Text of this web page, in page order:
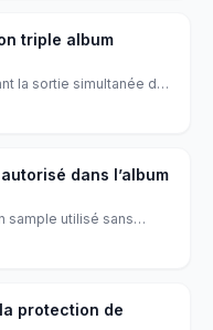
triple album
la sortie simultanée de
intrigue et révèle une
dans l’album
sample utilisé sans
décision judiciaire
haute surveillance.
protection de